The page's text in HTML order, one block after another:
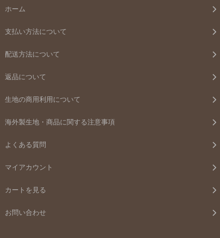
ホーム
支払い方法について
配送方法について
返品について
生地の商用利用について
海外製生地・商品に関する注意事項
よくある質問
マイアカウント
カートを見る
お問い合わせ